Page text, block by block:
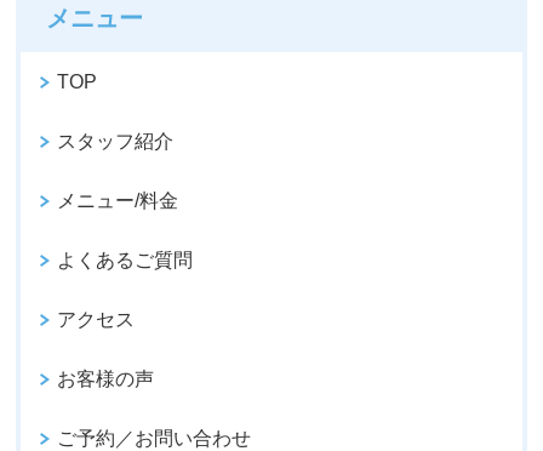
メニュー
TOP
スタッフ紹介
メニュー/料金
よくあるご質問
アクセス
お客様の声
ご予約／お問い合わせ